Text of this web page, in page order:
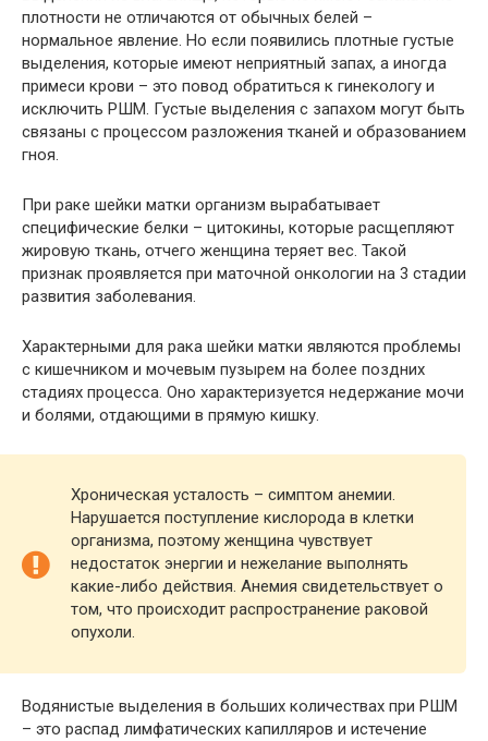
плотности не отличаются от обычных белей –
нормальное явление. Но если появились плотные густые
выделения, которые имеют неприятный запах, а иногда
примеси крови – это повод обратиться к гинекологу и
исключить РШМ. Густые выделения с запахом могут быть
связаны с процессом разложения тканей и образованием
гноя.
При раке шейки матки организм вырабатывает
специфические белки – цитокины, которые расщепляют
жировую ткань, отчего женщина теряет вес. Такой
признак проявляется при маточной онкологии на 3 стадии
развития заболевания.
Характерными для рака шейки матки являются проблемы
с кишечником и мочевым пузырем на более поздних
стадиях процесса. Оно характеризуется недержание мочи
и болями, отдающими в прямую кишку.
Хроническая усталость – симптом анемии.
Нарушается поступление кислорода в клетки
организма, поэтому женщина чувствует
недостаток энергии и нежелание выполнять
какие-либо действия. Анемия свидетельствует о
том, что происходит распространение раковой
опухоли.
Водянистые выделения в больших количествах при РШМ
– это распад лимфатических капилляров и истечение